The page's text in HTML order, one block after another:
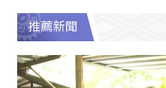
推薦新聞